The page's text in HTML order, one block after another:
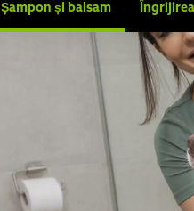
Șampon și balsam